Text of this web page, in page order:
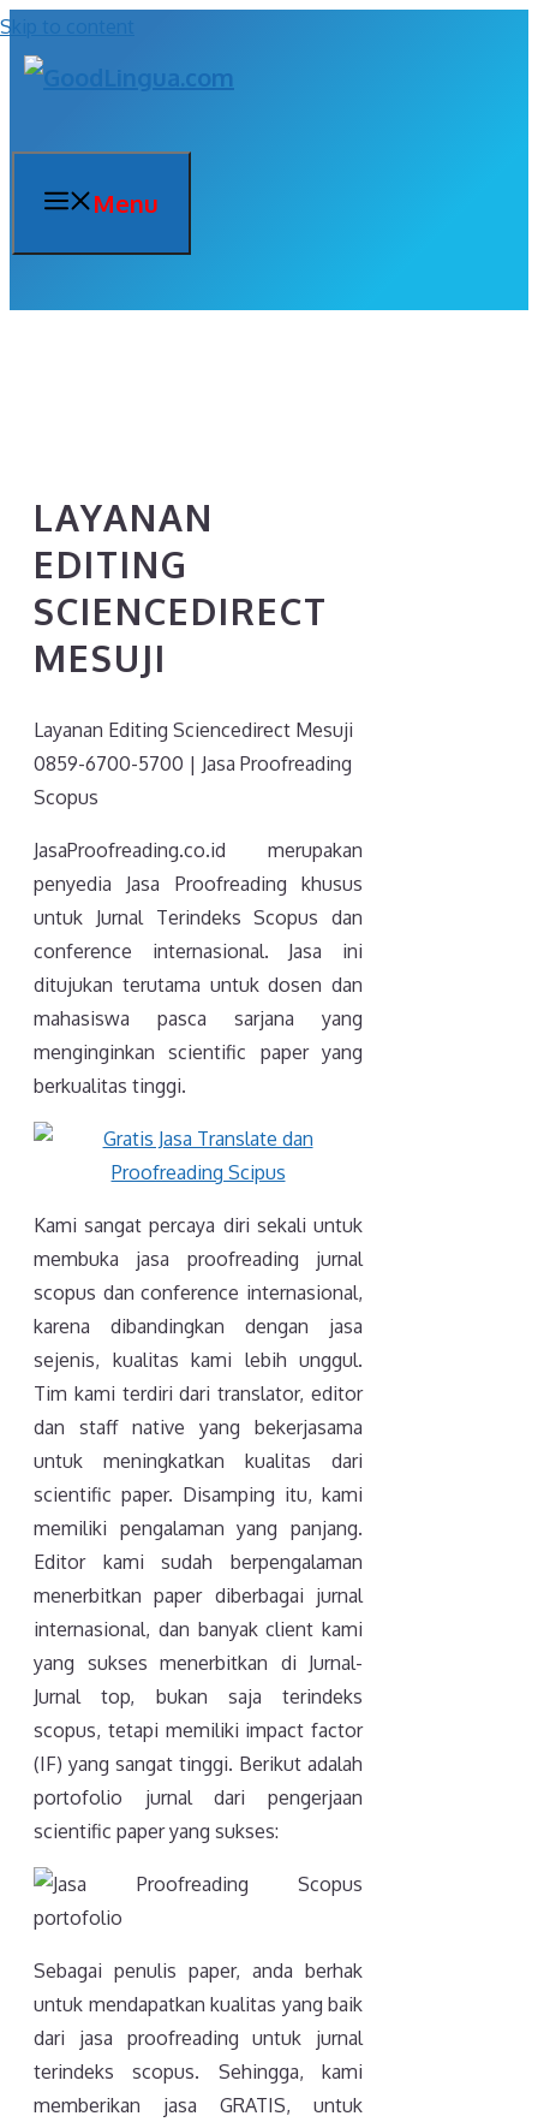
Skip to content
Menu
LAYANAN
EDITING
SCIENCEDIRECT
MESUJI
Layanan Editing Sciencedirect Mesuji
0859-6700-5700 | Jasa Proofreading
Scopus
JasaProofreading.co.id merupakan
penyedia Jasa Proofreading khusus
untuk Jurnal Terindeks Scopus dan
conference internasional. Jasa ini
ditujukan terutama untuk dosen dan
mahasiswa pasca sarjana yang
menginginkan scientific paper yang
berkualitas tinggi.
Kami sangat percaya diri sekali untuk
membuka jasa proofreading jurnal
scopus dan conference internasional,
karena dibandingkan dengan jasa
sejenis, kualitas kami lebih unggul.
Tim kami terdiri dari translator, editor
dan staff native yang bekerjasama
untuk meningkatkan kualitas dari
scientific paper. Disamping itu, kami
memiliki pengalaman yang panjang.
Editor kami sudah berpengalaman
menerbitkan paper diberbagai jurnal
internasional, dan banyak client kami
yang sukses menerbitkan di Jurnal-
Jurnal top, bukan saja terindeks
scopus, tetapi memiliki impact factor
(IF) yang sangat tinggi. Berikut adalah
portofolio jurnal dari pengerjaan
scientific paper yang sukses:
Sebagai penulis paper, anda berhak
untuk mendapatkan kualitas yang baik
dari jasa proofreading untuk jurnal
terindeks scopus. Sehingga, kami
memberikan jasa GRATIS, untuk